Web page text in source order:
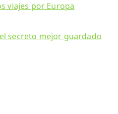
viajes por Europa
secreto mejor guardado